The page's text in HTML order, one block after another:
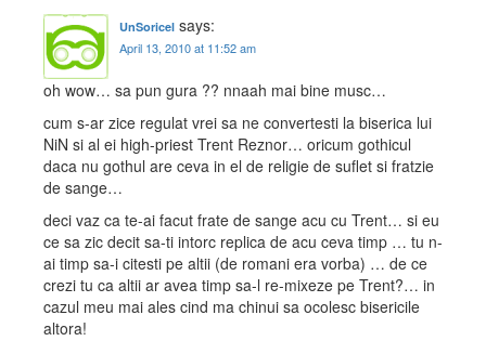
UnSoricel says:
April 13, 2010 at 11:52 am
oh wow… sa pun gura ?? nnaah mai bine musc…
cum s-ar zice regulat vrei sa ne convertesti la biserica lui
NiN si al ei high-priest Trent Reznor… oricum gothicul
daca nu gothul are ceva in el de religie de suflet si fratzie
de sange…
deci vaz ca te-ai facut frate de sange acu cu Trent… si eu
ce sa zic decit sa-ti intorc replica de acu ceva timp … tu n-
ai timp sa-i citesti pe altii (de romani era vorba) … de ce
crezi tu ca altii ar avea timp sa-l re-mixeze pe Trent?… in
cazul meu mai ales cind ma chinui sa ocolesc bisericile
altora!